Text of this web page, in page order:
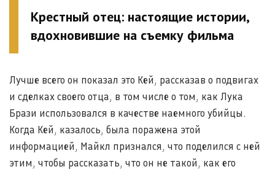
Крестный отец: настоящие истории,
вдохновившие на съемку фильма
Лучше всего он показал это Кей, рассказав о подвигах
и сделках своего отца, в том числе о том, как Лука
Брази использовался в качестве наемного убийцы.
Когда Кей, казалось, была поражена этой
информацией, Майкл признался, что поделился с ней
этим, чтобы рассказать, что он не такой, как его